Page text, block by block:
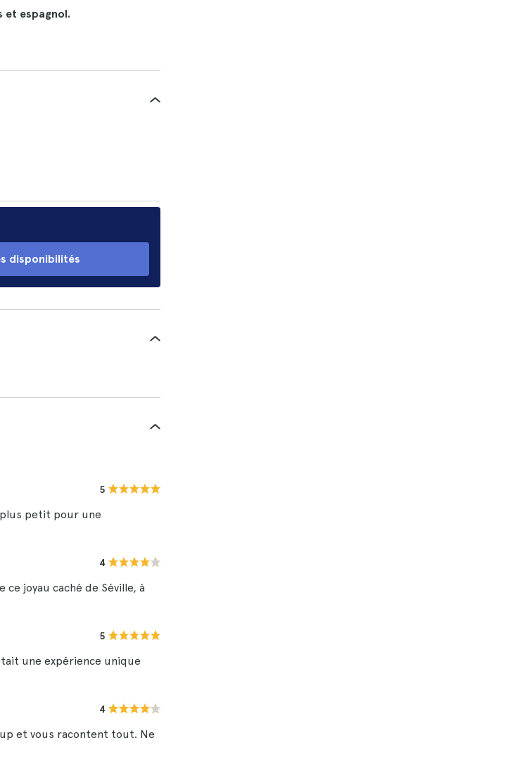
et espagnol.
disponibilités
5
petit pour une
4
joyau caché de Séville, à
5
une expérience unique
4
et vous racontent tout. Ne